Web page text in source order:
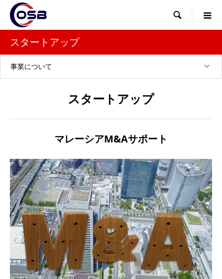

スタートアップ
事業について
スタートアップ
マレーシアM&Aサポート